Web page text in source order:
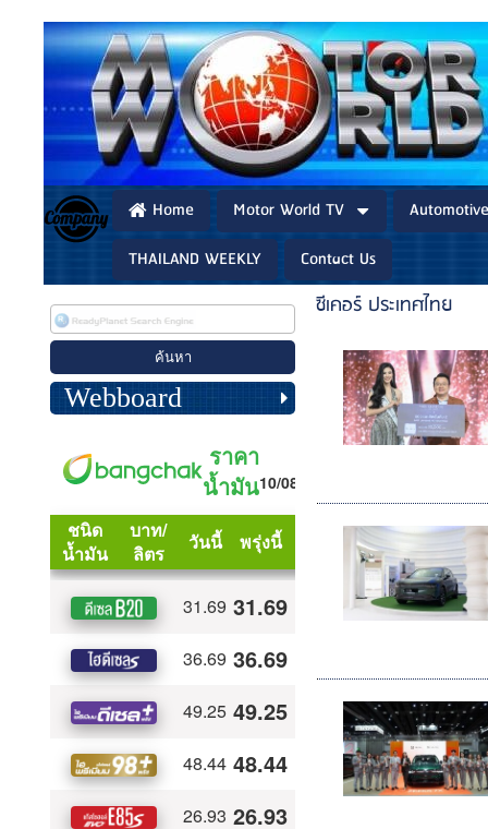
Home Motor World TV
THAILAND WEEKLY
Contact Us
Webboard
ซีเคอร์ ประเทศไทย